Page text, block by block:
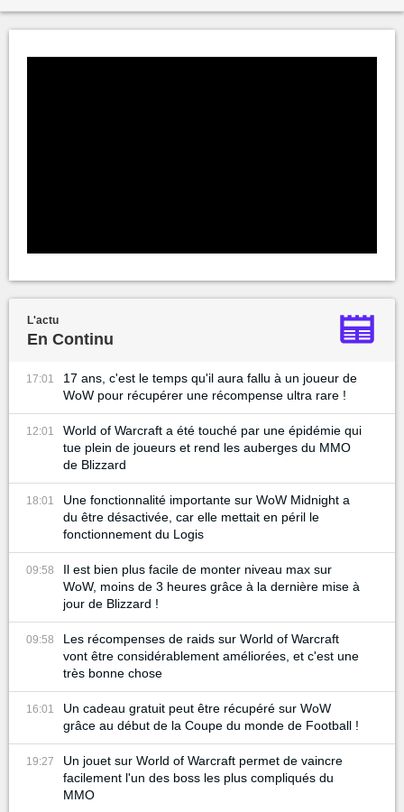
L'actu
En Continu
17:01
17 ans, c'est le temps qu'il aura fallu à un joueur de
WoW pour récupérer une récompense ultra rare !
12:01
World of Warcraft a été touché par une épidémie qui
tue plein de joueurs et rend les auberges du MMO
de Blizzard
18:01
Une fonctionnalité importante sur WoW Midnight a
du être désactivée, car elle mettait en péril le
fonctionnement du Logis
09:58
Il est bien plus facile de monter niveau max sur
WoW, moins de 3 heures grâce à la dernière mise à
jour de Blizzard !
09:58
Les récompenses de raids sur World of Warcraft
vont être considérablement améliorées, et c'est une
très bonne chose
16:01
Un cadeau gratuit peut être récupéré sur WoW
grâce au début de la Coupe du monde de Football !
19:27
Un jouet sur World of Warcraft permet de vaincre
facilement l'un des boss les plus compliqués du
MMO